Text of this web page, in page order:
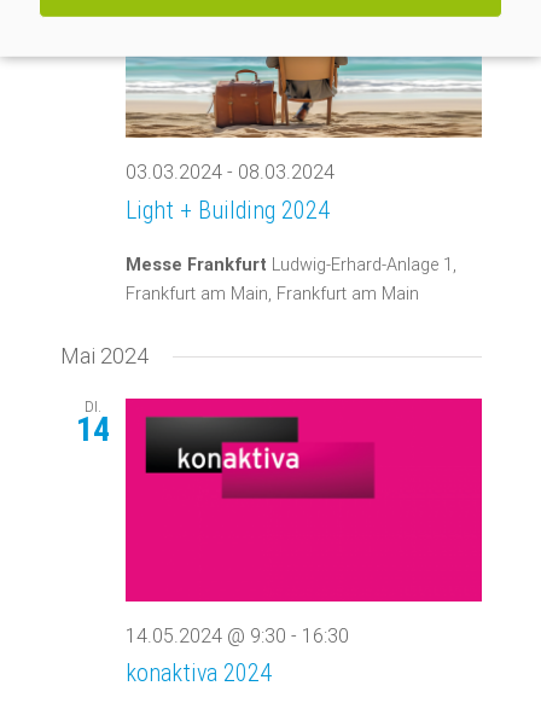
03.03.2024- 08.03.2024
Light + Building 2024
Messe Frankfurt Ludwig-Erhard-Anlage 1,
Frankfurt am Main, Frankfurt am Main
Mai 2024
DI.
14
14.05.2024 @ 9:30 - 16:30
konaktiva 2024